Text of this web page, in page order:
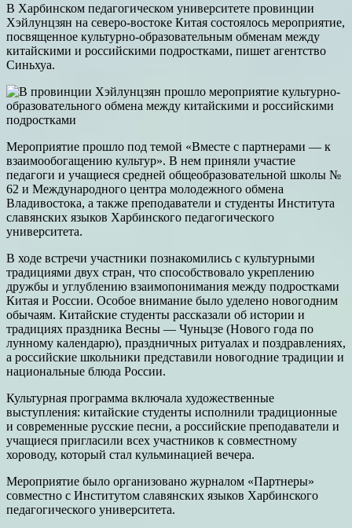
В Харбинском педагогическом университете провинции
Хэйлунцзян на северо-востоке Китая состоялось мероприятие,
посвященное культурно-образовательным обменам между
китайскими и российскими подростками, пишет агентство
Синьхуа.
Мероприятие прошло под темой «Вместе с партнерами — к
взаимообогащению культур». В нем приняли участие
педагоги и учащиеся средней общеобразовательной школы №
62 и Международного центра молодежного обмена
Владивостока, а также преподаватели и студенты Института
славянских языков Харбинского педагогического
университета.
В ходе встречи участники познакомились с культурными
традициями двух стран, что способствовало укреплению
дружбы и углублению взаимопонимания между подростками
Китая и России. Особое внимание было уделено новогодним
обычаям. Китайские студенты рассказали об истории и
традициях праздника Весны — Чуньцзе (Нового года по
лунному календарю), праздничных ритуалах и поздравлениях,
а российские школьники представили новогодние традиции и
национальные блюда России.
Культурная программа включала художественные
выступления: китайские студенты исполнили традиционные
и современные русские песни, а российские преподаватели и
учащиеся пригласили всех участников к совместному
хороводу, который стал кульминацией вечера.
Мероприятие было организовано журналом «Партнеры»
совместно с Институтом славянских языков Харбинского
педагогического университета.